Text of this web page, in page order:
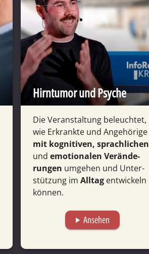
Hirntumor und Psyche
Die Veransta­ltung beleuchtet,
wie Erkrankte und Ange­hörige
mit kognitiven, sprach­lichen
und emotio­nalen Verände­
rungen umgehen und Unter­
stützung im Alltag entwickeln
können.
play_arrow Ansehen